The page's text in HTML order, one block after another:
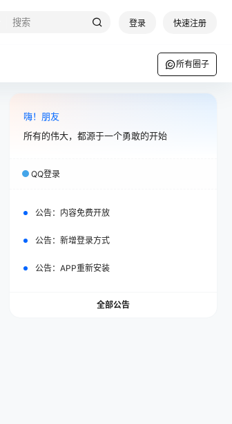
登录 快速注册
所有圈子
嗨！朋友
所有的伟大，都源于一个勇敢的开始
QQ登录
公告： 内容免费开放
公告： 新增登录方式
公告： APP重新安装
全部公告